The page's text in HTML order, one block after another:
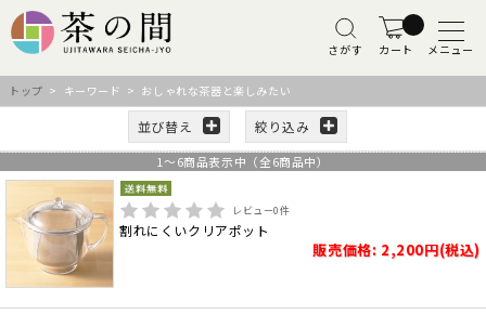
さがす カート メニュー
トップ > キーワード > おしゃれな茶器と楽しみたい
並び替え 絞り込み
1 ～6商品表示中（全6商品中）
レビュー0件
割れにくいクリアポット
販売価格: 2,200円(税込)